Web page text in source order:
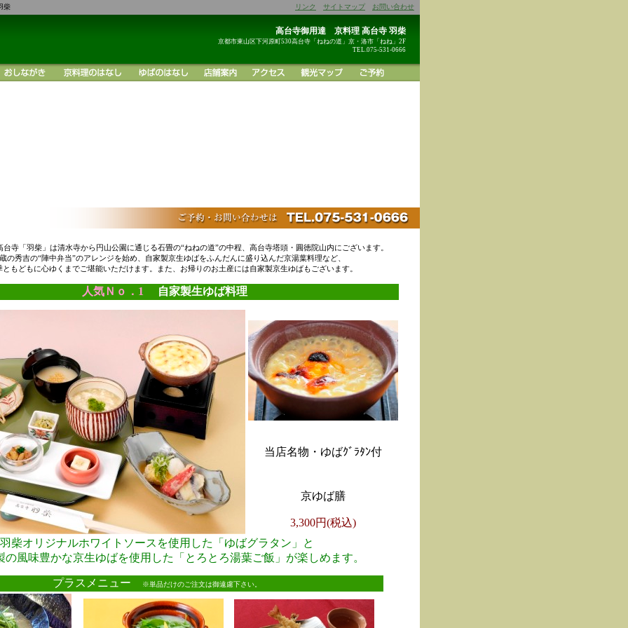
柴 リンク サイトマップ お問い合わせ
高台寺御用達 京料理 高台寺 羽柴
京都市東山区下河原町530高台寺「ねねの道」京・洛市「ねね」2F
TEL.075-531-0666
寺「羽柴」は清水寺から円山公園に通じる石畳の“ねねの道”の中程、高台寺塔頭・圓徳院山内にございます。
の秀吉の“陣中弁当”のアレンジを始め、自家製京生ゆばをふんだんに盛り込んだ京湯葉料理など、
ともどもに心ゆくまでご堪能いただけます。また、お帰りのお土産には自家製京生ゆばもございます。
人気Ｎｏ．1 自家製生ゆば料理
当店名物・ゆばｸﾞﾗﾀﾝ付
京ゆば膳
3,300円(税込)
羽柴オリジナルホワイトソースを使用した「ゆばグラタン」と
の風味豊かな京生ゆばを使用した「とろとろ湯葉ご飯」が楽しめます。
プラスメニュー ※単品だけのご注文は御遠慮下さい。